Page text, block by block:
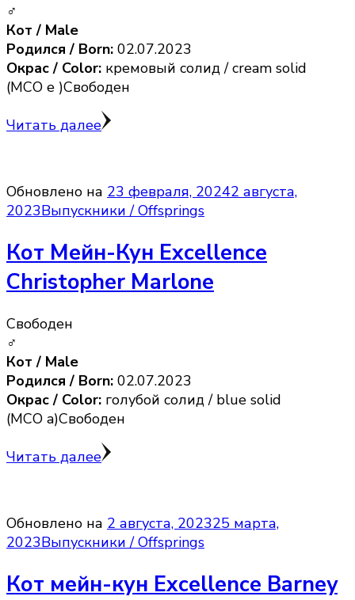
♂
Кот / Male
Родился / Born: 02.07.2023
Окрас / Color: кремовый солид / cream solid
(MCO e )Свободен
Читать далее
Обновлено на 23 февраля, 20242 августа,
2023Выпускники / Offsprings
Кот Мейн-Кун Excellence
Christopher Marlone
Свободен
♂
Кот / Male
Родился / Born: 02.07.2023
Окрас / Color: голубой солид / blue solid
(MCO a)Свободен
Читать далее
Обновлено на 2 августа, 202325 марта,
2023Выпускники / Offsprings
Кот мейн-кун Excellence Barney